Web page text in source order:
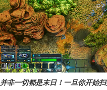
并非一切都是末日！一旦你开始